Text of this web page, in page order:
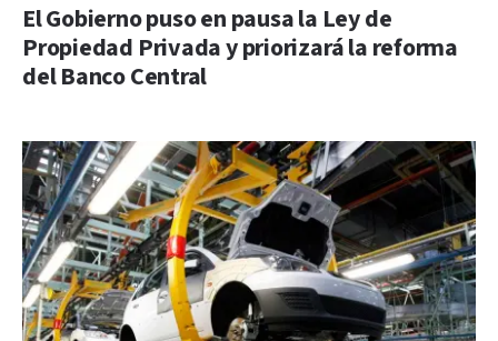
El Gobierno puso en pausa la Ley de
Propiedad Privada y priorizará la reforma
del Banco Central